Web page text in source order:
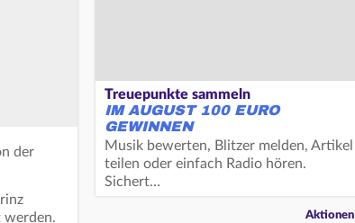
der
werden.
Treuepunkte sammeln
IM AUGUST 100 EURO
GEWINNEN
Musik bewerten, Blitzer melden, Artikel
teilen oder einfach Radio hören.
Sichert…
Aktionen